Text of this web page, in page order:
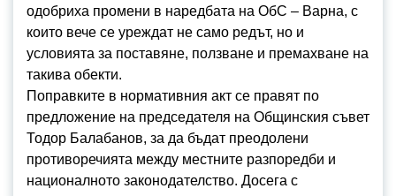
одобриха промени в наредбата на ОбС – Варна, с
които вече се уреждат не само редът, но и
условията за поставяне, ползване и премахване на
такива обекти.
Поправките в нормативния акт се правят по
предложение на председателя на Общинския съвет
Тодор Балабанов, за да бъдат преодолени
противоречията между местните разпоредби и
националното законодателство. Досега с